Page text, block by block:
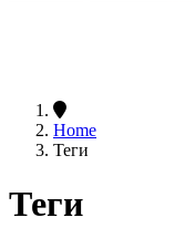
Home
Теги
Теги